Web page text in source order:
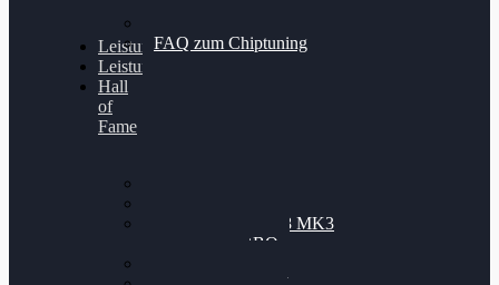
FAQ zum Chiptuning
Leistungsmessung
Leistungsprüfstand
Hall
of
Fame
Nissan GT-R35 3.8 MK3
V6 TWINTURBO